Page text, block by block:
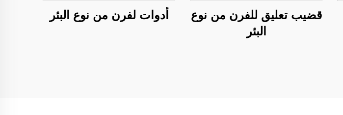
قضيب تعليق للفرن من نوع
البئر
أدوات لفرن من نوع البئر